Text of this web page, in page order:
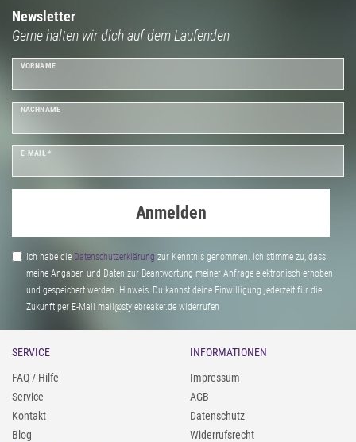
Newsletter
Gerne halten wir dich auf dem Laufenden
VORNAME
NACHNAME
E-MAIL *
Anmelden
Ich habe die Daten­schutz­erklärung zur Kenntnis genommen. Ich stimme zu, dass
meine Angaben und Daten zur Beantwortung meiner Anfrage elektronisch erhoben
und gespeichert werden. Hinweis: Du kannst deine Einwilligung jederzeit für die
Zukunft per E-Mail mail@stylebreaker.de widerrufen
SERVICE
FAQ / Hilfe
Service
Kontakt
Blog
INFORMATIONEN
Impressum
AGB
Datenschutz
Widerrufsrecht